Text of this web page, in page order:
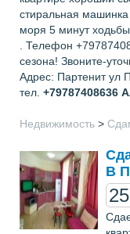
стиральная
моря 5 минут
. Телефон
сезона! Звоните-
Адрес: Партенит ул
тел. +79787408636
Недвижимость >
В